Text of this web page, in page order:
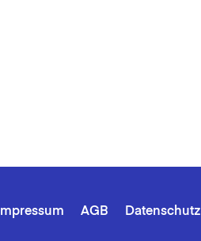
Impressum AGB Datenschutz